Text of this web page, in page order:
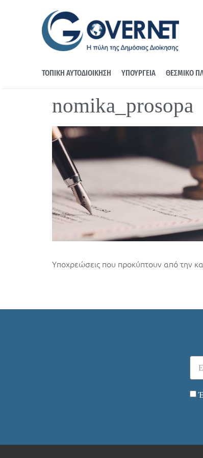
ΤΟΠΙΚΗ ΑΥΤΟΔΙΟΙΚΗΣΗ ΥΠΟΥΡΓΕΙΑ ΘΕΣΜΙΚΟ
nomika_prosopa
Υποχρεώσεις που προκύπτουν από την